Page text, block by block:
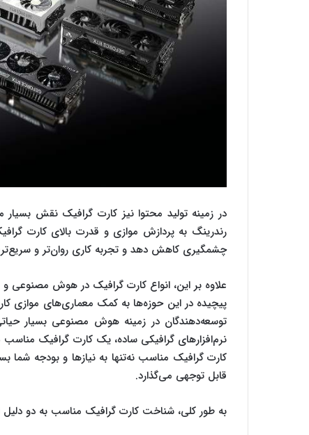
در زمینه تولید محتوا نیز کارت گرافیک نقش
رندرینگ به پردازش موازی و قدرت بالای کارت
چشمگیری کاهش دهد و تجربه کاری روان‌تر و
علاوه بر این، انواع کارت گرافیک در هوش
پیچیده در این حوزه‌ها به کمک معماری‌های موازی
توسعه‌دهندگان در زمینه هوش مصنوعی بسیار
نرم‌افزارهای گرافیکی ساده، یک کارت گرافیک
کارت گرافیک مناسب نه‌تنها به نیازها و بودجه شما
قابل توجهی می‌گذارد.
به طور کلی، شناخت کارت گرافیک مناسب به دو